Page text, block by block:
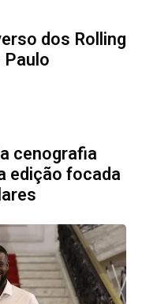
dos Rolling
cenografia
edição focada